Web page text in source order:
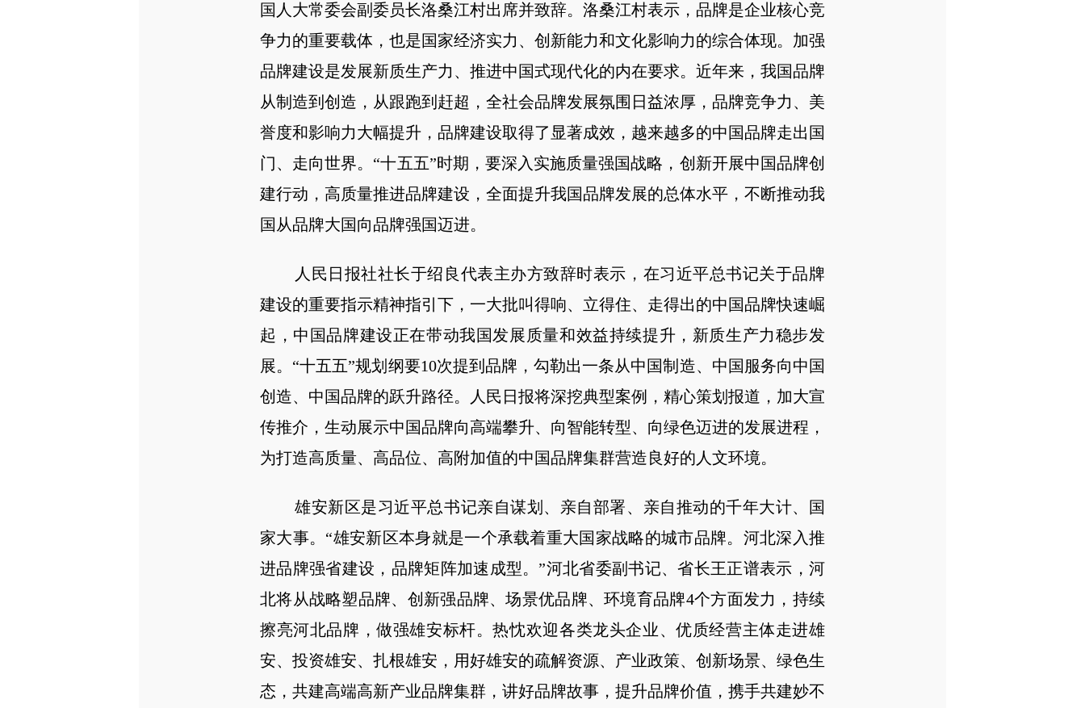
国人大常委会副委员长洛桑江村出席并致辞。洛桑江村表示，品牌是企业核心竞
争力的重要载体，也是国家经济实力、创新能力和文化影响力的综合体现。加强
品牌建设是发展新质生产力、推进中国式现代化的内在要求。近年来，我国品牌
从制造到创造，从跟跑到赶超，全社会品牌发展氛围日益浓厚，品牌竞争力、美
誉度和影响力大幅提升，品牌建设取得了显著成效，越来越多的中国品牌走出国
门、走向世界。“十五五”时期，要深入实施质量强国战略，创新开展中国品牌创
建行动，高质量推进品牌建设，全面提升我国品牌发展的总体水平，不断推动我
国从品牌大国向品牌强国迈进。
人民日报社社长于绍良代表主办方致辞时表示，在习近平总书记关于品牌
建设的重要指示精神指引下，一大批叫得响、立得住、走得出的中国品牌快速崛
起，中国品牌建设正在带动我国发展质量和效益持续提升，新质生产力稳步发
展。“十五五”规划纲要10次提到品牌，勾勒出一条从中国制造、中国服务向中国
创造、中国品牌的跃升路径。人民日报将深挖典型案例，精心策划报道，加大宣
传推介，生动展示中国品牌向高端攀升、向智能转型、向绿色迈进的发展进程，
为打造高质量、高品位、高附加值的中国品牌集群营造良好的人文环境。
雄安新区是习近平总书记亲自谋划、亲自部署、亲自推动的千年大计、国
家大事。“雄安新区本身就是一个承载着重大国家战略的城市品牌。河北深入推
进品牌强省建设，品牌矩阵加速成型。”河北省委副书记、省长王正谱表示，河
北将从战略塑品牌、创新强品牌、场景优品牌、环境育品牌4个方面发力，持续
擦亮河北品牌，做强雄安标杆。热忱欢迎各类龙头企业、优质经营主体走进雄
安、投资雄安、扎根雄安，用好雄安的疏解资源、产业政策、创新场景、绿色生
态，共建高端高新产业品牌集群，讲好品牌故事，提升品牌价值，携手共建妙不